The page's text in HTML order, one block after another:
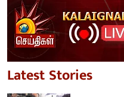
Latest Stories